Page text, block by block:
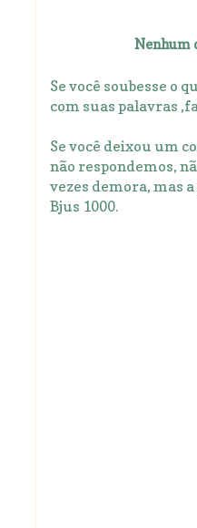
Nenhum
Se você soubesse o
com suas palavras
Se você deixou um
não respondemos,
vezes demora, mas a
Bjus 1000.